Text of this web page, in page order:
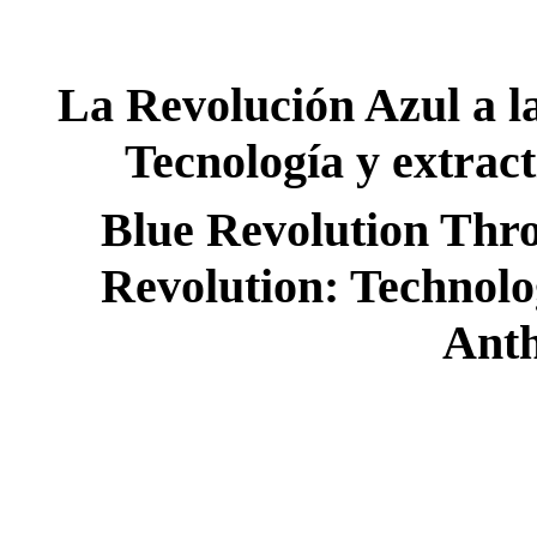
La Revolución Azul a
Tecnología y
Blue Revolution
Revolution: